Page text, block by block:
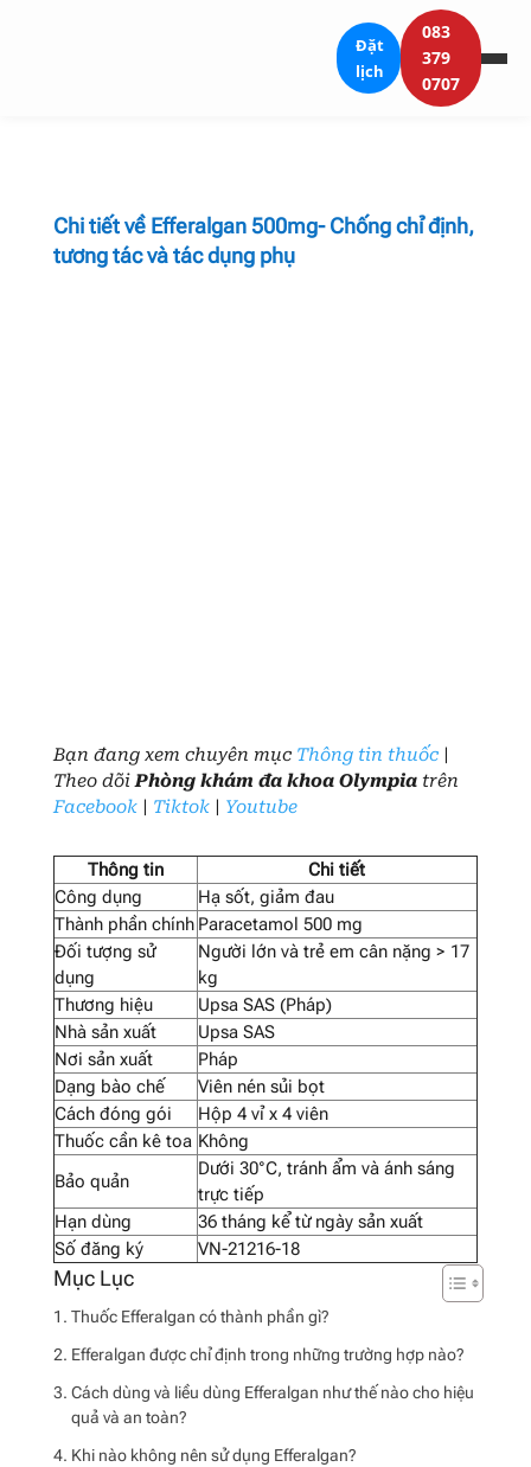
Đặt
lịch
083
379
0707
Chi tiết về Efferalgan 500mg- Chống chỉ định,
tương tác và tác dụng phụ
Bạn đang xem chuyên mục Thông tin thuốc|
Theo dõiPhòng khám đa khoa Olympiatrên
Facebook| Tiktok| Youtube
Thông tin
Chi tiết
Công dụng
Hạ sốt, giảm đau
Thành phần chính Paracetamol 500 mg
Đối tượng sử
dụng
Người lớn và trẻ em cân nặng > 17
kg
Thương hiệu
Upsa SAS (Pháp)
Nhà sản xuất
Upsa SAS
Nơi sản xuất
Pháp
Dạng bào chế
Viên nén sủi bọt
Cách đóng gói
Hộp 4 vỉ x 4 viên
Thuốc cần kê toa Không
Bảo quản
Dưới 30°C, tránh ẩm và ánh sáng
trực tiếp
Hạn dùng
36 tháng kể từ ngày sản xuất
Số đăng ký
VN-21216-18
Thuốc Efferalgan có thành phần gì?
Efferalgan được chỉ định trong những trường hợp nào?
Cách dùng và liều dùng Efferalgan như thế nào cho hiệu
quả và an toàn?
Khi nào không nên sử dụng Efferalgan?